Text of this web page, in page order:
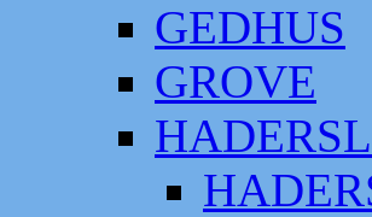
GEDHUS
GROVE